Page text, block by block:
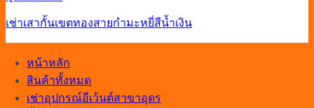
เช่าเสากั้นเขตทองสายกำมะหยี่สีน้ำเงิน
หน้าหลัก
สินค้าทั้งหมด
เช่าอุปกรณ์อีเว้นต์สาขาอุดร